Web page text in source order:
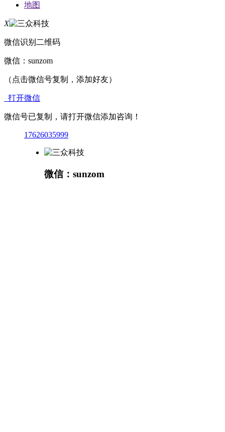
地图
X
微信识别二维码
微信： sunzom
（点击微信号复制，添加好友）
打开微信
微信号已复制，请打开微信添加咨询！
17626035999
微信：sunzom